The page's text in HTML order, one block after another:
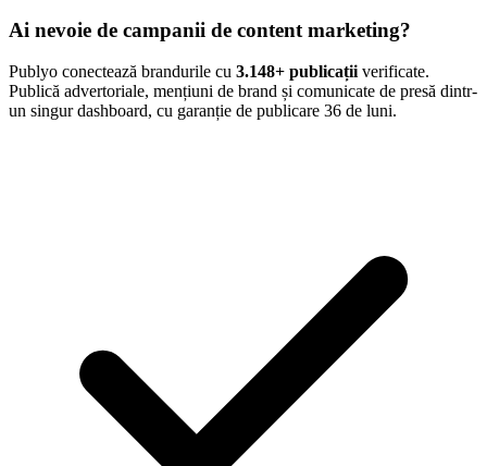
Ai nevoie de campanii de content marketing?
Publyo conectează brandurile cu 3.148+ publicațiiverificate.
Publică advertoriale, mențiuni de brand și comunicate de presă dintr-
un singur dashboard, cu garanție de publicare 36 de luni.